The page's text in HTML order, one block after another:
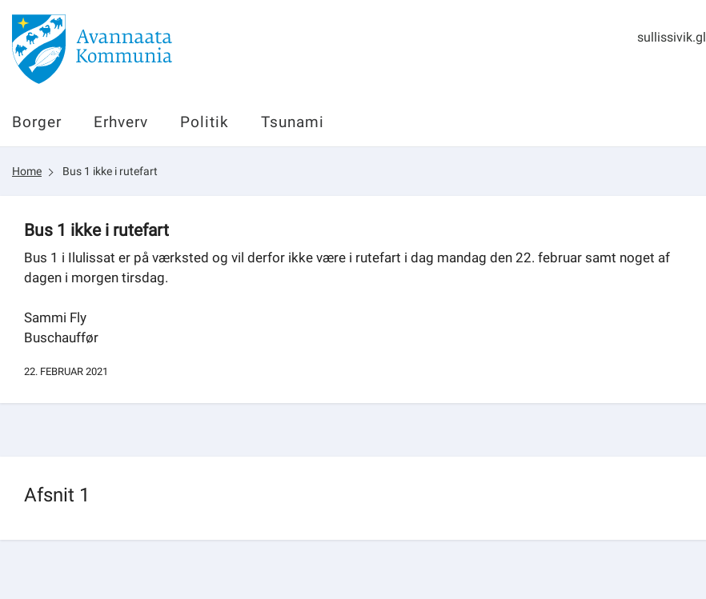
Borger
Erhverv
Politik
Tsunami
Planportal
Om kommunen
sullissivik.gl
Borger Erhverv Politik Tsunami
Home Bus 1 ikke i rutefart
Bus 1 ikke i rutefart
Bus 1 i Ilulissat er på værksted og vil derfor ikke være i rutefart i dag mandag den 22. februar samt noget af
dagen i morgen tirsdag.
Sammi Fly
Buschauffør
22. FEBRUAR 2021
Afsnit 1